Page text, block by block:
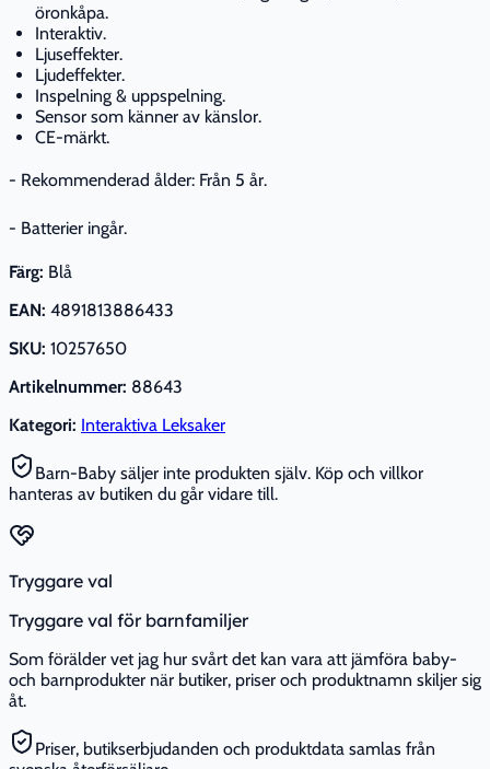
öronkåpa.
Interaktiv.
Ljuseffekter.
Ljudeffekter.
Inspelning & uppspelning.
Sensor som känner av känslor.
CE-märkt.
- Rekommenderad ålder: Från 5 år.
- Batterier ingår.
Färg: Blå
EAN: 4891813886433
SKU: 10257650
Artikelnummer: 88643
Kategori: Interaktiva Leksaker
Barn-Baby säljer inte produkten själv. Köp och villkor
hanteras av butiken du går vidare till.
Tryggare val
Tryggare val för barnfamiljer
Som förälder vet jag hur svårt det kan vara att jämföra baby-
och barnprodukter när butiker, priser och produktnamn skiljer sig
åt.
Priser, butikserbjudanden och produktdata samlas från